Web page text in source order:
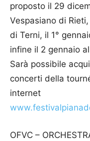
proposto il 29
Vespasiano di
di Terni, il 1°
infine il 2 gennaio
Sarà possibile
concerti della
internet
OFVC –